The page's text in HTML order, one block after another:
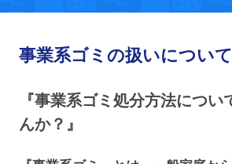
事業系ゴミの扱いについて
『事業系ゴミ処分方法につい
んか？』